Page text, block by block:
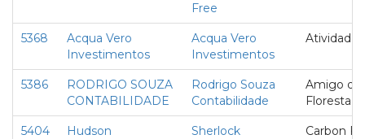
Free
5368
Acqua Vero
Investimentos
Acqua Vero
Investimentos
Atividade
5386
RODRIGO SOUZA
CONTABILIDADE
Rodrigo Souza
Contabilidade
Amigo da
Floresta
5404
Hudson
Sherlock
Carbon